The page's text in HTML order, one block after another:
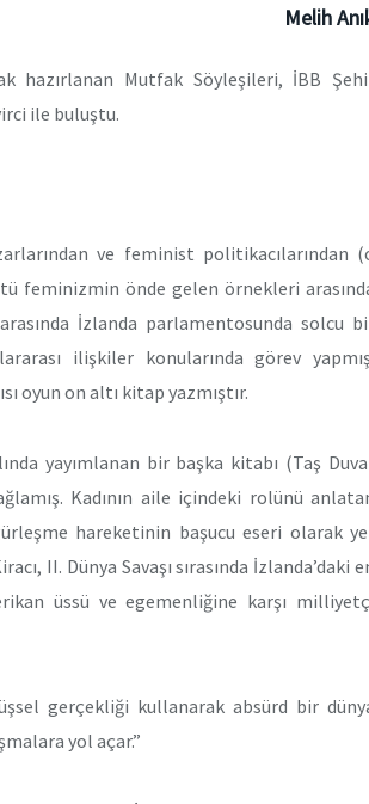
Melih
hazırlanan Mutfak Söyleşileri, İBB
ile buluştu.
ve feminist politikacılarından
feminizmin önde gelen örnekleri
İzlanda parlamentosunda solcu
ilişkiler konularında görev
oyun on altı kitap yazmıştır.
yayımlanan bir başka kitabı (Taş
Kadının aile içindeki rolünü
hareketinin başucu eseri olarak
II. Dünya Savaşı sırasında İzlanda’daki
üssü ve egemenliğine karşı
gerçekliği kullanarak absürd bir
yol açar.”